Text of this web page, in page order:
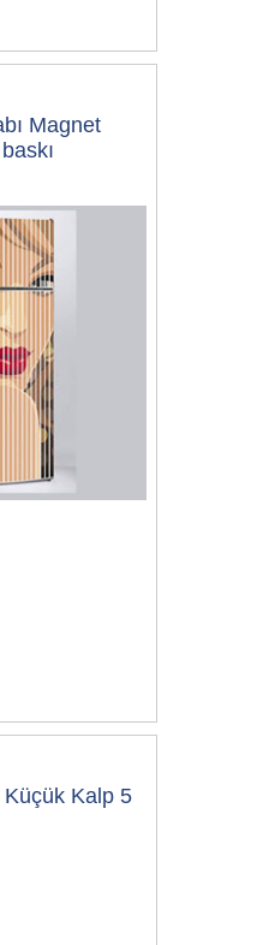
Magnet
Kalp 5